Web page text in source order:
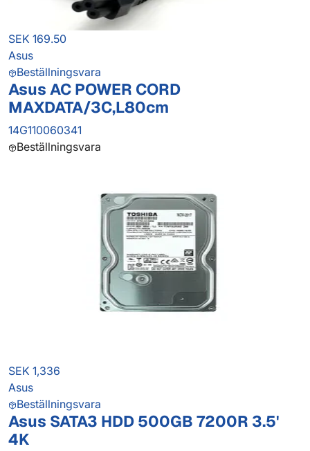
SEK 169.50
Asus
Beställningsvara
Asus AC POWER CORD
MAXDATA/3C,L80cm
14G110060341
Beställningsvara
SEK 1,336
Asus
Beställningsvara
Asus SATA3 HDD 500GB 7200R 3.5'
4K